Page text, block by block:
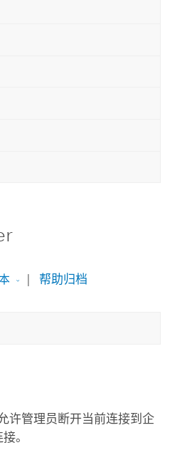
帮助归档
许管理员断开当前连接到企
。